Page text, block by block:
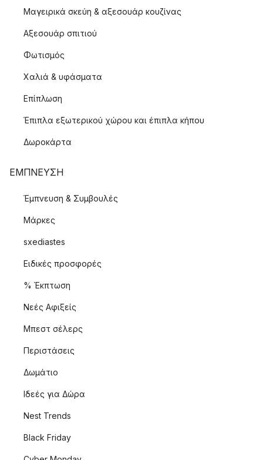
Μαγειρικά σκεύη & αξεσουάρ κουζίνας
Αξεσουάρ σπιτιού
Φωτισμός
Χαλιά & υφάσματα
Επίπλωση
Έπιπλα εξωτερικού χώρου και έπιπλα κήπου
Δωροκάρτα
ΈΜΠΝΕΥΣΗ
Έμπνευση & Συμβουλές
Μάρκες
sxediastes
Ειδικές προσφορές
% Έκπτωση
Νεές Αφιξείς
Μπεστ σέλερς
Περιστάσεις
Δωμάτιο
Ιδεές για Δώρα
Nest Trends
Black Friday